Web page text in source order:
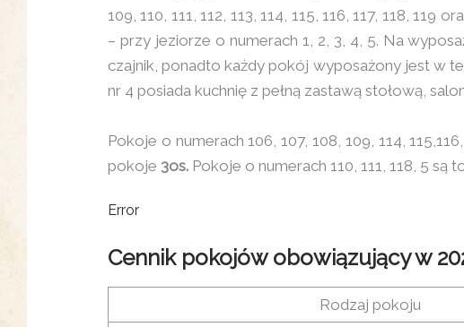
109, 110, 111, 112, 113, 114, 115, 116, 117, 118, 119
– przy jeziorze o numerach 1, 2, 3, 4, 5. Na
czajnik, ponadto każdy pokój wyposażony jest w
nr 4 posiada kuchnię z pełną zastawą stołową,
Pokoje o numerach 106, 107, 108, 109, 114,
pokoje 3os. Pokoje o numerach 110, 111, 118, 5 są
Error
Cennik pokojów obowiązujący w
Rodzaj pokoju